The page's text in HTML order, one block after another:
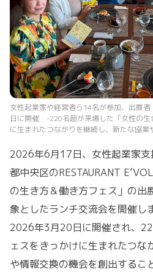
女性起業家や経営者ら14名が参加、出展
日に開催 -220名超が来場した「女性の生
に生まれたつながりを継続し、新たな協
2026年6月17日、女性起業家
都中央区のRESTAURANT
の生き方＆働き方フェス」の出
象としたランチ交流会を開催し
2026年3月20日に開催され、
ェスをきっかけに生まれたつな
や情報交換の機会を創出するこ